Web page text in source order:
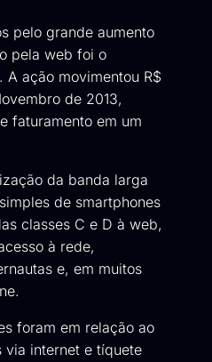
pelo grande aumento
pela web foi o
A ação movimentou R$
de 2013,
faturamento em um
da banda larga
de smartphones
classes C e D à web,
à rede,
e, em muitos
foram em relação ao
via internet e tíquete